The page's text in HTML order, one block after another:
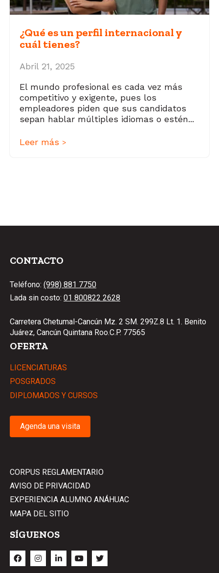
¿Qué es un perfil internacional y
cuál tienes?
Abril 21, 2025
El mundo profesional es cada vez más
competitivo y exigente, pues los
empleadores piden que sus candidatos
sepan hablar múltiples idiomas o estén...
Leer más >
CONTACTO
Teléfono: (998) 881 7750
Lada sin costo: 01 800822 2628
Carretera Chetumal-Cancún Mz. 2 SM. 299Z.8 Lt. 1. Benito
Juárez, Cancún Quintana Roo.C.P. 77565
OFERTA
LICENCIATURAS
POSGRADOS
DIPLOMADOS Y CURSOS
Agenda una visita
CORPUS REGLAMENTARIO
AVISO DE PRIVACIDAD
EXPERIENCIA ALUMNO ANÁHUAC
MAPA DEL SITIO
SÍGUENOS